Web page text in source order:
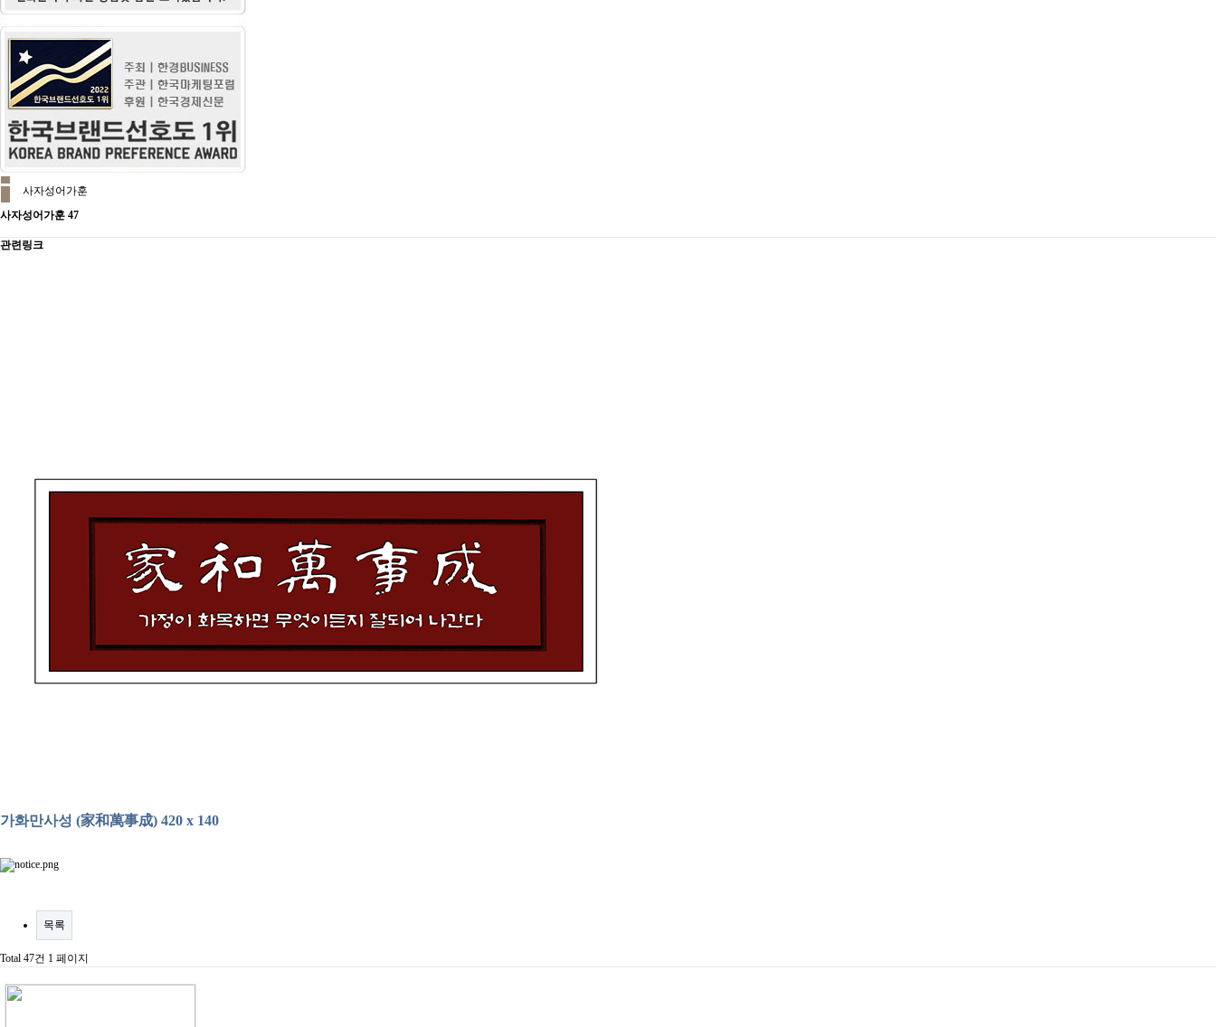
사자성어가훈
사자성어가훈 47
관련링크
가화만사성 (家和萬事成) 420 x 140
목록
Total 47건 1 페이지